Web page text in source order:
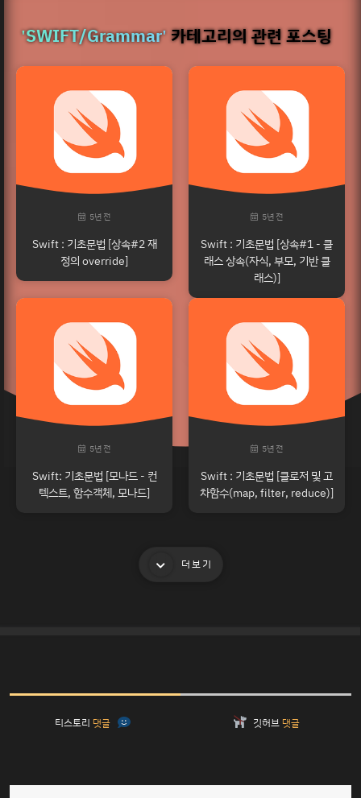
'SWIFT/Grammar'카테고리의 관련 포스팅
5년 전
Swift : 기초문법 [상속#2 재
정의 override]
5년 전
Swift : 기초문법 [상속#1 - 클
래스 상속(자식, 부모, 기반 클
래스)]
5년 전
Swift: 기초문법 [모나드 - 컨
텍스트, 함수객체, 모나드]
5년 전
Swift : 기초문법 [클로저 및 고
차함수(map, filter, reduce)]
더보기
티스토리 댓글 깃허브 댓글